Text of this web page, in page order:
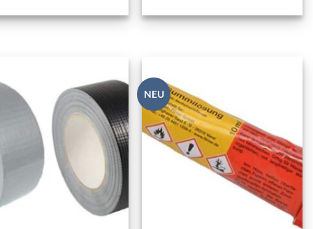
Zur
Wunschliste
hinzufügen
NEU
hinzufügen